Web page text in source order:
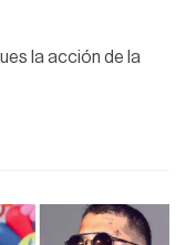
la acción de la